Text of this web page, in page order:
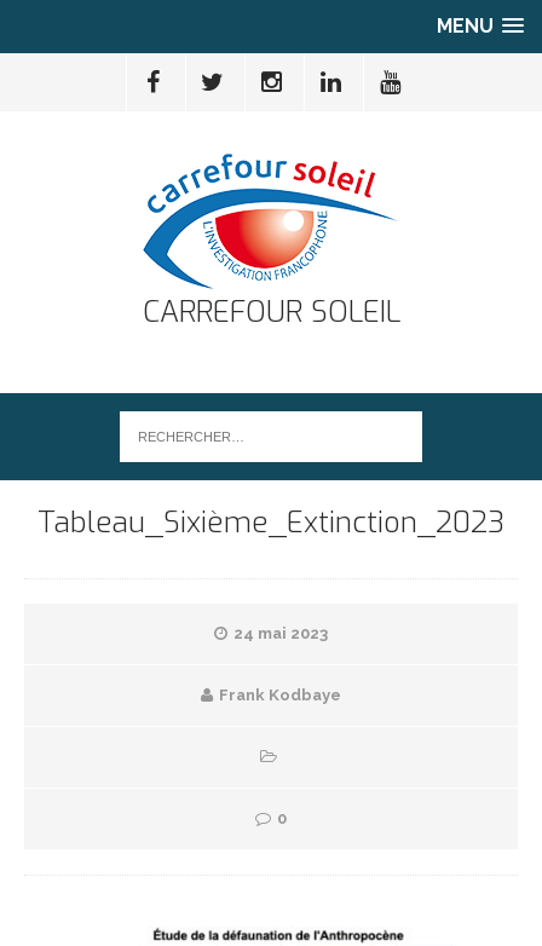
MENU
CARREFOUR SOLEIL
Tableau_Sixième_Extinction_2023
24 mai 2023
Frank Kodbaye
0